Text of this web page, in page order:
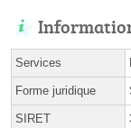
Services
Forme juridique
SIRET